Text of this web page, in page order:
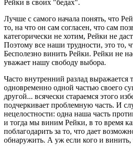
Рейки в своих "бедах".
Лучше с самого начала понять, что
то, на что он сам согласен, что сам
категорически не хотим, Рейки не
Поэтому все наши трудности, это то,
Бесполезно винить Рейки. Рейки не
уважает нашу свободу выбора.
Часто внутренний разлад выражается
одновременно одной частью своего
другой... всячески стараемся этого
подчеркивает проблемную часть. И
нецелостности: одна наша часть
и тогда мы виним Рейки, в то время
поблагодарить за то, что дает
обнаружить. А уж если кого и винить,